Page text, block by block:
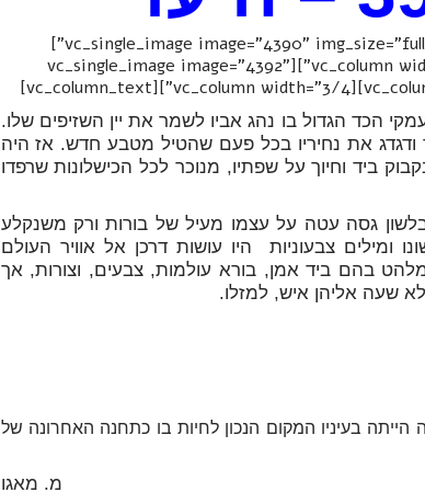
[/vc_column_text][vc_single_image image="4390" img_size="full" alignment="center"]
[/vc_column][/vc_row][vc_row][vc_column width="1/4"][vc_single_image image="4392"
הכד הגדול בו נהג אביו לשמר את יין השזיפים שלו.
ודגדג את נחיריו בכל פעם שהטיל מטבע חדש. אז היה
ביד וחיוך על שפתיו, מנוכר לכל הכישלונות שרפדו
גסה עטה על עצמו מעיל של בורות ורק משנקלע
ומילים צבעוניות היו עושות דרכן אל אוויר העולם
בהם ביד אמן, בורא עולמות, צבעים, וצורות, אך
לא שעה אליהן איש, למזלו.
בעיניו המקום הנכון לחיות בו כתחנה האחרונה של
מ. מאגו